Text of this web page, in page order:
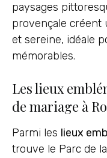
paysages
provençale créent
et sereine, idéale
mémorables.
Les lieux
de mariage à
Parmi les lieux
trouve le Parc de